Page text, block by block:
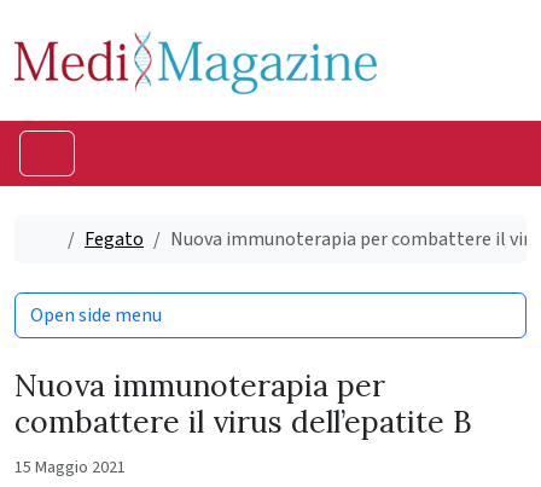
HomeFegato Nuova immunoterapia per combattere il
Nuova immunoterapia per
combattere il virus dell’epatite B
15 Maggio 2021
Open side menu